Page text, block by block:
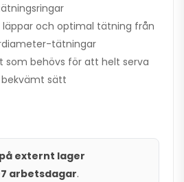
och optimal tätning från
tätningar
som behövs för att helt serva
sätt
externt lager
arbetsdagar.